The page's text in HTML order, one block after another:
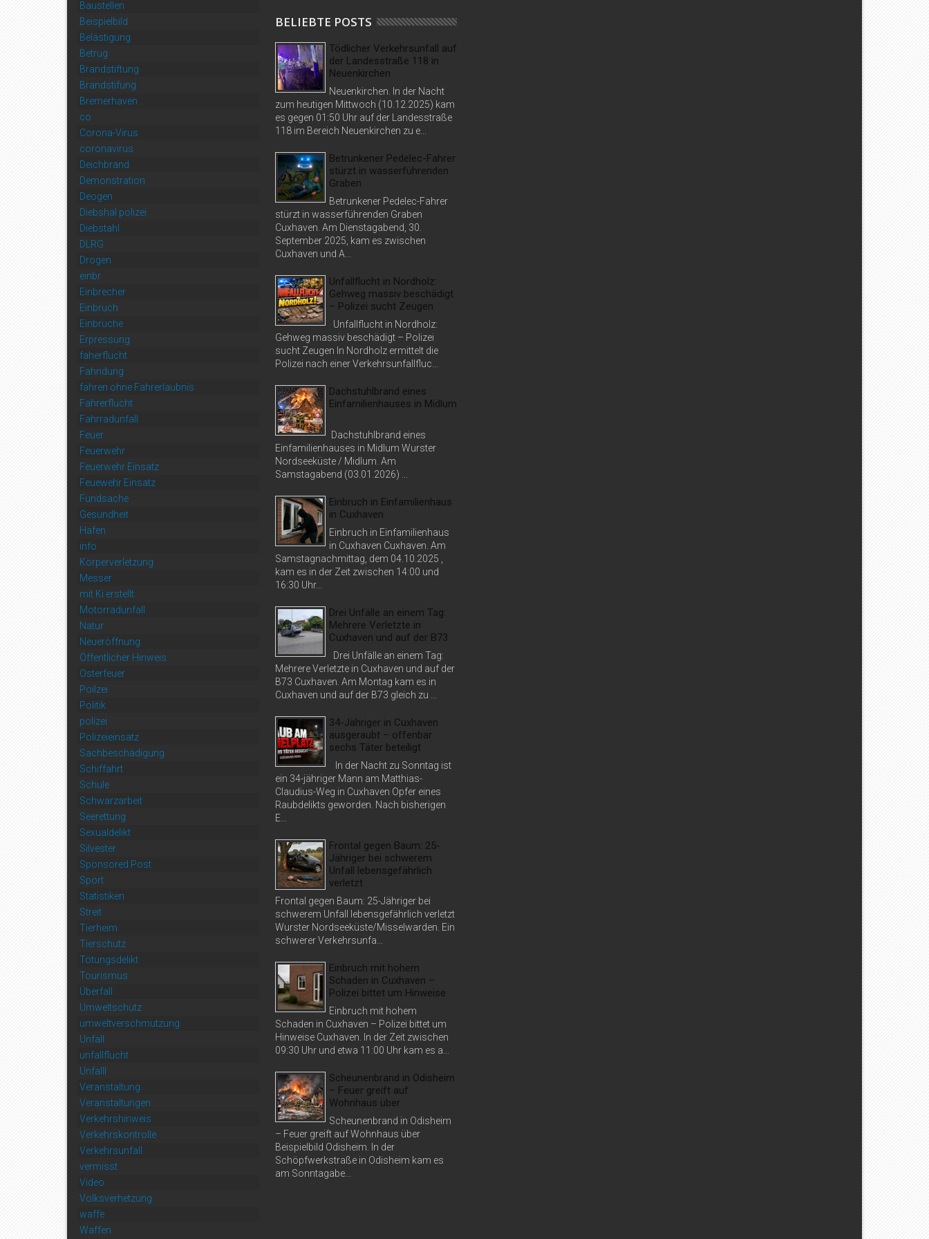
Baustellen
Beispielbild
Belästigung
Betrug
Brandstiftung
Brandstifung
Bremerhaven
co
Corona-Virus
coronavirus
Deichbrand
Demonstration
Deogen
Diebshal polizei
Diebstahl
DLRG
Drogen
einbr
Einbrecher
Einbruch
Einbrüche
Erpressung
faherflucht
Fahndung
fahren ohne Fahrerlaubnis
Fahrerflucht
Fahrradunfall
Feuer
Feuerwehr
Feuerwehr Einsatz
Feuewehr Einsatz
Fundsache
Gesundheit
Hafen
info
Körperverletzung
Messer
mit Ki erstellt
Motorradunfall
Natur
Neueröffnung
Öffentlicher Hinweis
Osterfeuer
Poilzei
Politik
polizei
Polizeieinsatz
Sachbeschädigung
Schiffahrt
Schule
Schwarzarbeit
Seerettung
Sexualdelikt
Silvester
Sponsored Post
Sport
Statistiken
Streit
Tierheim
Tierschutz
Tötungsdelikt
Tourismus
Überfall
Umweltschutz
umweltverschmutzung
Unfall
unfallflucht
Unfalll
Veranstaltung
Veranstaltungen
Verkehrshinweis
Verkehrskontrolle
Verkehrsunfall
vermisst
Video
Volksverhetzung
waffe
Waffen
BELIEBTE POSTS
Tödlicher Verkehrsunfall auf
der Landesstraße 118 in
Neuenkirchen
Neuenkirchen. In der Nacht
zum heutigen Mittwoch (10.12.2025) kam
es gegen 01:50 Uhr auf der Landesstraße
118 im Bereich Neuenkirchen zu e...
Betrunkener Pedelec-Fahrer
stürzt in wasserführenden
Graben
Betrunkener Pedelec-Fahrer
stürzt in wasserführenden Graben
Cuxhaven. Am Dienstagabend, 30.
September 2025, kam es zwischen
Cuxhaven und A...
Unfallflucht in Nordholz:
Gehweg massiv beschädigt
– Polizei sucht Zeugen
Unfallflucht in Nordholz:
Gehweg massiv beschädigt – Polizei
sucht Zeugen In Nordholz ermittelt die
Polizei nach einer Verkehrsunfallfluc...
Dachstuhlbrand eines
Einfamilienhauses in Midlum
Dachstuhlbrand eines
Einfamilienhauses in Midlum Wurster
Nordseeküste / Midlum. Am
Samstagabend (03.01.2026) ...
Einbruch in Einfamilienhaus
in Cuxhaven
Einbruch in Einfamilienhaus
in Cuxhaven Cuxhaven. Am
Samstagnachmittag, dem 04.10.2025 ,
kam es in der Zeit zwischen 14:00 und
16:30 Uhr...
Drei Unfälle an einem Tag:
Mehrere Verletzte in
Cuxhaven und auf der B73
Drei Unfälle an einem Tag:
Mehrere Verletzte in Cuxhaven und auf der
B73 Cuxhaven. Am Montag kam es in
Cuxhaven und auf der B73 gleich zu ...
34-Jähriger in Cuxhaven
ausgeraubt – offenbar
sechs Täter beteiligt
In der Nacht zu Sonntag ist
ein 34-jähriger Mann am Matthias-
Claudius-Weg in Cuxhaven Opfer eines
Raubdelikts geworden. Nach bisherigen
E...
Frontal gegen Baum: 25-
Jähriger bei schwerem
Unfall lebensgefährlich
verletzt
Frontal gegen Baum: 25-Jähriger bei
schwerem Unfall lebensgefährlich verletzt
Wurster Nordseeküste/Misselwarden. Ein
schwerer Verkehrsunfa...
Einbruch mit hohem
Schaden in Cuxhaven –
Polizei bittet um Hinweise
Einbruch mit hohem
Schaden in Cuxhaven – Polizei bittet um
Hinweise Cuxhaven. In der Zeit zwischen
09:30 Uhr und etwa 11:00 Uhr kam es a...
Scheunenbrand in Odisheim
– Feuer greift auf
Wohnhaus über
Scheunenbrand in Odisheim
– Feuer greift auf Wohnhaus über
Beispielbild Odisheim. In der
Schöpfwerkstraße in Odisheim kam es
am Sonntagabe...